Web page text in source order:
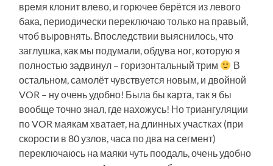
время клонит влево, и горючее берётся из левого
бака, периодически переключаю только на правый,
чтоб выровнять. Впоследствии выяснилось, что
заглушка, как мы подумали, обдува ног, которую я
полностью задвинул – горизонтальный трим
В
остальном, самолёт чувствуется новым, и двойной
VOR – ну очень удобно! Была бы карта, так я бы
вообще точно знал, где нахожусь! Но триангуляции
по VOR маякам хватает, на длинных участках (при
скорости в 80 узлов, часа по два на сегмент)
переключаюсь на маяки чуть поодаль, очень удобно